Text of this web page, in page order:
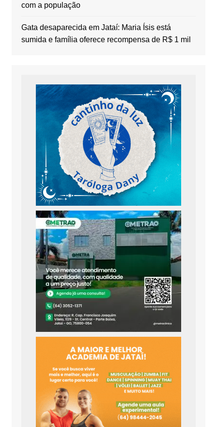
com a população
Gata desaparecida em Jataí: Maria Ísis está
sumida e família oferece recompensa de R$ 1 mil